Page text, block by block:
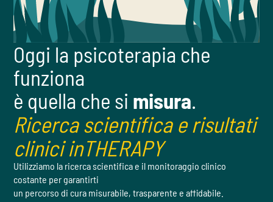
Oggi la psicoterapia che
funziona
è quella che si misura.
Ricerca scientifica e risultati
clinici inTHERAPY
Utilizziamo la ricerca scientifica e il monitoraggio clinico
costante per garantirti
un percorso di cura misurabile, trasparente e affidabile.